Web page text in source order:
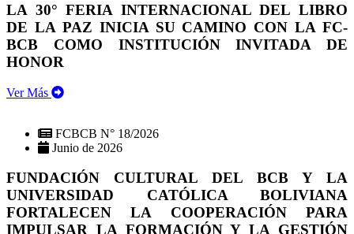
LA 30° FERIA INTERNACIONAL DEL LIBRO
DE LA PAZ INICIA SU CAMINO CON LA FC-
BCB COMO INSTITUCIÓN INVITADA DE
HONOR
Ver Más
FCBCB N° 18/2026
Junio de 2026
FUNDACIÓN CULTURAL DEL BCB Y LA
UNIVERSIDAD CATÓLICA BOLIVIANA
FORTALECEN LA COOPERACIÓN PARA
IMPULSAR LA FORMACIÓN Y LA GESTIÓN